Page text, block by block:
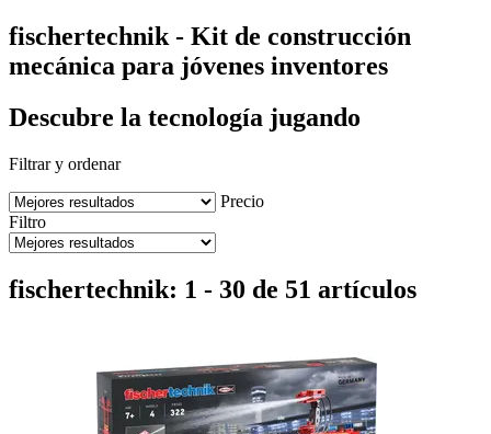
fischertechnik - Kit de construcción
mecánica para jóvenes inventores
Descubre la tecnología jugando
Filtrar y ordenar
Precio
Filtro
fischertechnik: 1 - 30 de 51 artículos